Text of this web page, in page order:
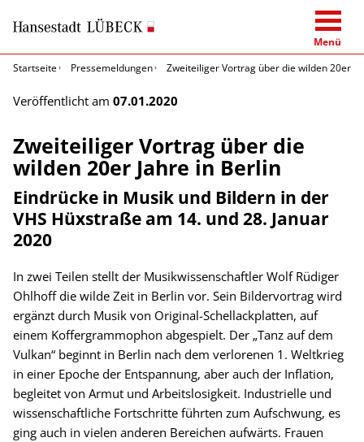
Menü
Startseite
Pressemeldungen Zweiteiliger Vortrag über die wilden 20er
Veröffentlicht am 07.01.2020
Zweiteiliger Vortrag über die
wilden 20er Jahre in Berlin
Eindrücke in Musik und Bildern in der
VHS Hüxstraße am 14. und 28. Januar
2020
In zwei Teilen stellt der Musikwissenschaftler Wolf Rüdiger
Ohlhoff die wilde Zeit in Berlin vor. Sein Bildervortrag wird
ergänzt durch Musik von Original-Schellackplatten, auf
einem Koffergrammophon abgespielt. Der „Tanz auf dem
Vulkan“ beginnt in Berlin nach dem verlorenen 1. Weltkrieg
in einer Epoche der Entspannung, aber auch der Inflation,
begleitet von Armut und Arbeitslosigkeit. Industrielle und
wissenschaftliche Fortschritte führten zum Aufschwung, es
ging auch in vielen anderen Bereichen aufwärts. Frauen